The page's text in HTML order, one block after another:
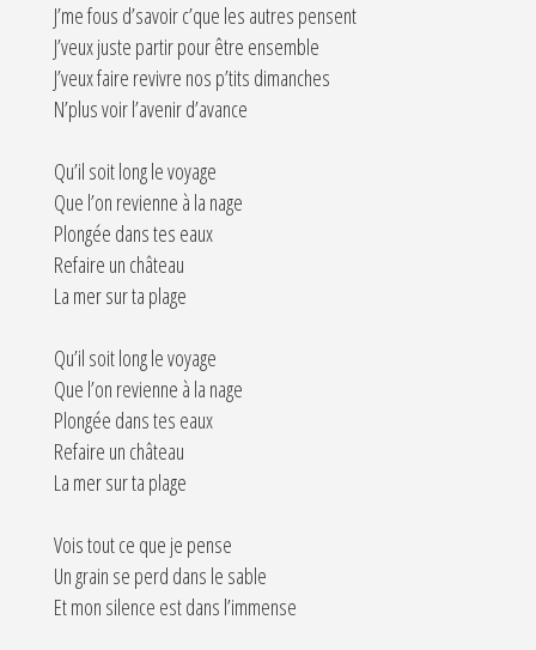
J’me fous d’savoir c’que les autres pensent
J’veux juste partir pour être ensemble
J’veux faire revivre nos p’tits dimanches
N’plus voir l’avenir d’avance
Qu’il soit long le voyage
Que l’on revienne à la nage
Plongée dans tes eaux
Refaire un château
La mer sur ta plage
Qu’il soit long le voyage
Que l’on revienne à la nage
Plongée dans tes eaux
Refaire un château
La mer sur ta plage
Vois tout ce que je pense
Un grain se perd dans le sable
Et mon silence est dans l’immense